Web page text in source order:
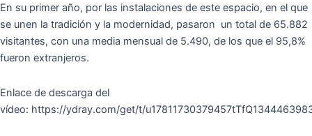
En su primer año, por las instalaciones de este espacio, en el que
se unen la tradición y la modernidad, pasaron un total de 65.882
visitantes, con una media mensual de 5.490, de los que el 95,8%
fueron extranjeros.
Enlace de descarga del
vídeo: https://ydray.com/get/t/